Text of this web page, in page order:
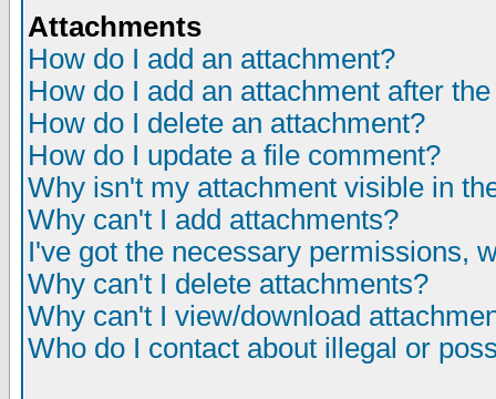
Attachments
How do I add an attachment?
How do I add an attachment after
How do I delete an attachment?
How do I update a file comment?
Why isn't my attachment visible in
Why can't I add attachments?
I've got the necessary permissions,
Why can't I delete attachments?
Why can't I view/download
Who do I contact about illegal or